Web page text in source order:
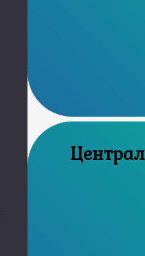
Центральний